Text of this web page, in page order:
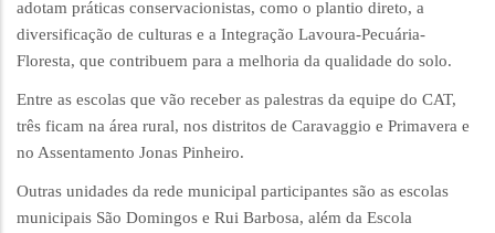
adotam práticas conservacionistas, como o plantio direto, a
diversificação de culturas e a Integração Lavoura-Pecuária-
Floresta, que contribuem para a melhoria da qualidade do solo.
Entre as escolas que vão receber as palestras da equipe do CAT,
três ficam na área rural, nos distritos de Caravaggio e Primavera e
no Assentamento Jonas Pinheiro.
Outras unidades da rede municipal participantes são as escolas
municipais São Domingos e Rui Barbosa, além da Escola